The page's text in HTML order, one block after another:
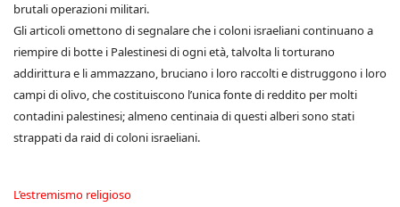
brutali operazioni militari.
Gli articoli omettono di segnalare che i coloni israeliani continuano a
riempire di botte i Palestinesi di ogni età, talvolta li torturano
addirittura e li ammazzano, bruciano i loro raccolti e distruggono i loro
campi di olivo, che costituiscono l’unica fonte di reddito per molti
contadini palestinesi; almeno centinaia di questi alberi sono stati
strappati da raid di coloni israeliani.
L’estremismo religioso